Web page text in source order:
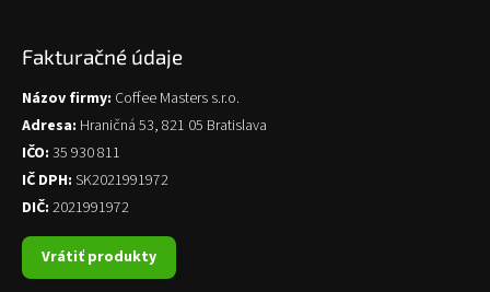
Fakturačné údaje
Názov firmy: Coffee Masters s.r.o.
Adresa: Hraničná 53, 821 05 Bratislava
IČO: 35 930 811
IČ DPH: SK2021991972
DIČ: 2021991972
Vrátiť produkty